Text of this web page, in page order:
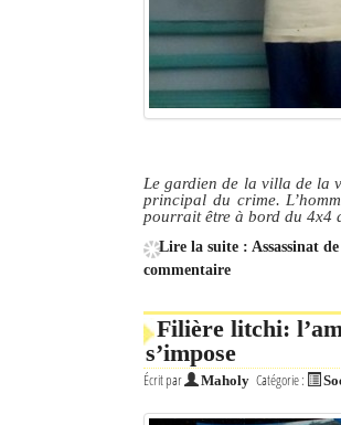
Le gardien de la villa de la
principal du crime.
pourrait être à bord du 4x4
Lire la suite : Assassinat
commentaire
Filière litchi:
s’impose
Écrit par Maholy Catégorie :